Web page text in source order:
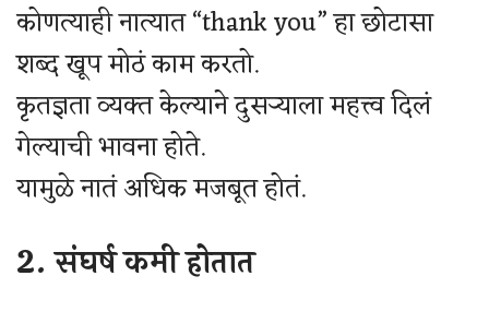
कोणत्याही नात्यात “thank you” हा छोटासा
शब्द खूप मोठं काम करतो.
कृतज्ञता व्यक्त केल्याने दुसऱ्याला महत्त्व दिलं
गेल्याची भावना होते.
यामुळे नातं अधिक मजबूत होतं.
2. संघर्ष कमी होतात